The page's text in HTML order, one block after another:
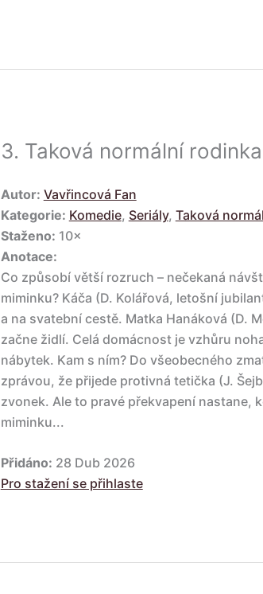
3. Taková normální
Autor: Vavřincová Fan
Kategorie: Komedie, Seriály, Taková
Staženo: 10×
Anotace:
Co způsobí větší rozruch – nečekaná
miminku? Káča (D. Kolářová, letošní
a na svatební cestě. Matka Hanáková (D.
začne židlí. Celá domácnost je vzhůru
nábytek. Kam s ním? Do všeobecného
zprávou, že přijede protivná tetička (J.
zvonek. Ale to pravé překvapení nastane,
miminku...
Přidáno: 28 Dub 2026
Pro stažení se přihlaste